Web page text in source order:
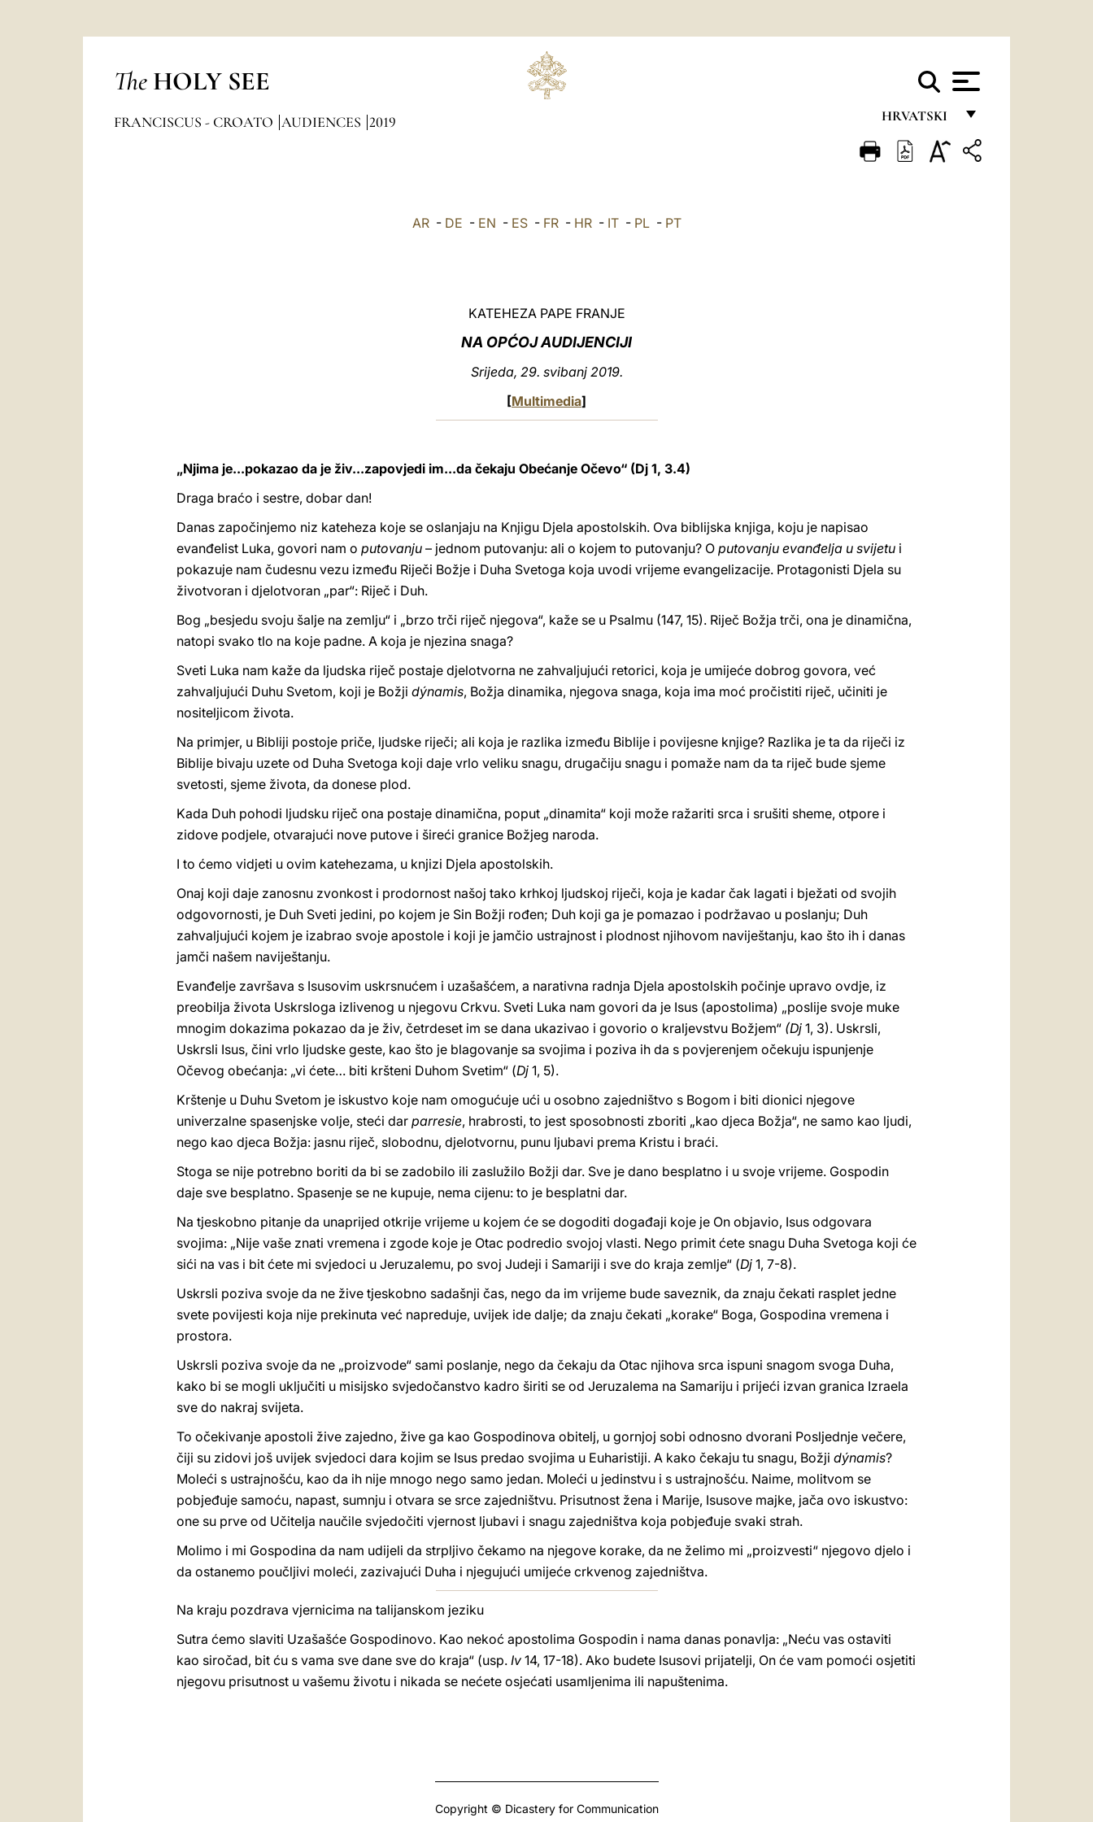
The HOLY SEE
HRVATSKI
FRANÇAIS
FRANCISCUS - CROATO AUDIENCES 2019
AR- DE - EN - ES- FR- HR- IT- PL- PT
KATEHEZA PAPE FRANJE
NA OPĆOJ AUDIJENCIJI
Srijeda, 29. svibanj 2019.
[Multimedia]
„Njima je...pokazao da je živ...zapovjedi im...da čekaju Obećanje Očevo“ (Dj 1, 3.4)
Draga braćo i sestre, dobar dan!
Danas započinjemo niz kateheza koje se oslanjaju na Knjigu Djela apostolskih. Ova biblijska knjiga, koju je napisao
evanđelist Luka, govori nam o putovanju – jednom putovanju: ali o kojem to putovanju? O putovanju evanđelja u svijetu i
pokazuje nam čudesnu vezu između Riječi Božje i Duha Svetoga koja uvodi vrijeme evangelizacije. Protagonisti Djela su
životvoran i djelotvoran „par“: Riječ i Duh.
Bog „besjedu svoju šalje na zemlju“ i „brzo trči riječ njegova“, kaže se u Psalmu (147, 15). Riječ Božja trči, ona je dinamična,
natopi svako tlo na koje padne. A koja je njezina snaga?
Sveti Luka nam kaže da ljudska riječ postaje djelotvorna ne zahvaljujući retorici, koja je umijeće dobrog govora, već
zahvaljujući Duhu Svetom, koji je Božji dýnamis, Božja dinamika, njegova snaga, koja ima moć pročistiti riječ, učiniti je
nositeljicom života.
Na primjer, u Bibliji postoje priče, ljudske riječi; ali koja je razlika između Biblije i povijesne knjige? Razlika je ta da riječi iz
Biblije bivaju uzete od Duha Svetoga koji daje vrlo veliku snagu, drugačiju snagu i pomaže nam da ta riječ bude sjeme
svetosti, sjeme života, da donese plod.
Kada Duh pohodi ljudsku riječ ona postaje dinamična, poput „dinamita“ koji može ražariti srca i srušiti sheme, otpore i
zidove podjele, otvarajući nove putove i šireći granice Božjeg naroda.
I to ćemo vidjeti u ovim katehezama, u knjizi Djela apostolskih.
Onaj koji daje zanosnu zvonkost i prodornost našoj tako krhkoj ljudskoj riječi, koja je kadar čak lagati i bježati od svojih
odgovornosti, je Duh Sveti jedini, po kojem je Sin Božji rođen; Duh koji ga je pomazao i podržavao u poslanju; Duh
zahvaljujući kojem je izabrao svoje apostole i koji je jamčio ustrajnost i plodnost njihovom naviještanju, kao što ih i danas
jamči našem naviještanju.
Evanđelje završava s Isusovim uskrsnućem i uzašašćem, a narativna radnja Djela apostolskih počinje upravo ovdje, iz
preobilja života Uskrsloga izlivenog u njegovu Crkvu. Sveti Luka nam govori da je Isus (apostolima) „poslije svoje muke
mnogim dokazima pokazao da je živ, četrdeset im se dana ukazivao i govorio o kraljevstvu Božjem“ (Dj 1, 3). Uskrsli,
Uskrsli Isus, čini vrlo ljudske geste, kao što je blagovanje sa svojima i poziva ih da s povjerenjem očekuju ispunjenje
Očevog obećanja: „vi ćete… biti kršteni Duhom Svetim“ (Dj 1, 5).
Krštenje u Duhu Svetom je iskustvo koje nam omogućuje ući u osobno zajedništvo s Bogom i biti dionici njegove
univerzalne spasenjske volje, steći dar parresie, hrabrosti, to jest sposobnosti zboriti „kao djeca Božja“, ne samo kao ljudi,
nego kao djeca Božja: jasnu riječ, slobodnu, djelotvornu, punu ljubavi prema Kristu i braći.
Stoga se nije potrebno boriti da bi se zadobilo ili zaslužilo Božji dar. Sve je dano besplatno i u svoje vrijeme. Gospodin
daje sve besplatno. Spasenje se ne kupuje, nema cijenu: to je besplatni dar.
Na tjeskobno pitanje da unaprijed otkrije vrijeme u kojem će se dogoditi događaji koje je On objavio, Isus odgovara
svojima: „Nije vaše znati vremena i zgode koje je Otac podredio svojoj vlasti. Nego primit ćete snagu Duha Svetoga koji će
sići na vas i bit ćete mi svjedoci u Jeruzalemu, po svoj Judeji i Samariji i sve do kraja zemlje“ (Dj 1, 7-8).
Uskrsli poziva svoje da ne žive tjeskobno sadašnji čas, nego da im vrijeme bude saveznik, da znaju čekati rasplet jedne
svete povijesti koja nije prekinuta već napreduje, uvijek ide dalje; da znaju čekati „korake“ Boga, Gospodina vremena i
prostora.
Uskrsli poziva svoje da ne „proizvode“ sami poslanje, nego da čekaju da Otac njihova srca ispuni snagom svoga Duha,
kako bi se mogli uključiti u misijsko svjedočanstvo kadro širiti se od Jeruzalema na Samariju i prijeći izvan granica Izraela
sve do nakraj svijeta.
To očekivanje apostoli žive zajedno, žive ga kao Gospodinova obitelj, u gornjoj sobi odnosno dvorani Posljednje večere,
čiji su zidovi još uvijek svjedoci dara kojim se Isus predao svojima u Euharistiji. A kako čekaju tu snagu, Božji dýnamis?
Moleći s ustrajnošću, kao da ih nije mnogo nego samo jedan. Moleći u jedinstvu i s ustrajnošću. Naime, molitvom se
pobjeđuje samoću, napast, sumnju i otvara se srce zajedništvu. Prisutnost žena i Marije, Isusove majke, jača ovo iskustvo:
one su prve od Učitelja naučile svjedočiti vjernost ljubavi i snagu zajedništva koja pobjeđuje svaki strah.
Molimo i mi Gospodina da nam udijeli da strpljivo čekamo na njegove korake, da ne želimo mi „proizvesti“ njegovo djelo i
da ostanemo poučljivi moleći, zazivajući Duha i njegujući umijeće crkvenog zajedništva.
Na kraju pozdrava vjernicima na talijanskom jeziku
Sutra ćemo slaviti Uzašašće Gospodinovo. Kao nekoć apostolima Gospodin i nama danas ponavlja: „Neću vas ostaviti
kao siročad, bit ću s vama sve dane sve do kraja“ (usp. Iv 14, 17-18). Ako budete Isusovi prijatelji, On će vam pomoći osjetiti
njegovu prisutnost u vašemu životu i nikada se nećete osjećati usamljenima ili napuštenima.
Copyright © Dicastery for Communication